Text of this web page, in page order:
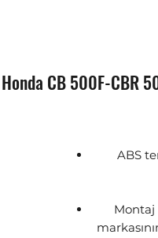
Honda CB 500F-CBR
ABS
Montaj